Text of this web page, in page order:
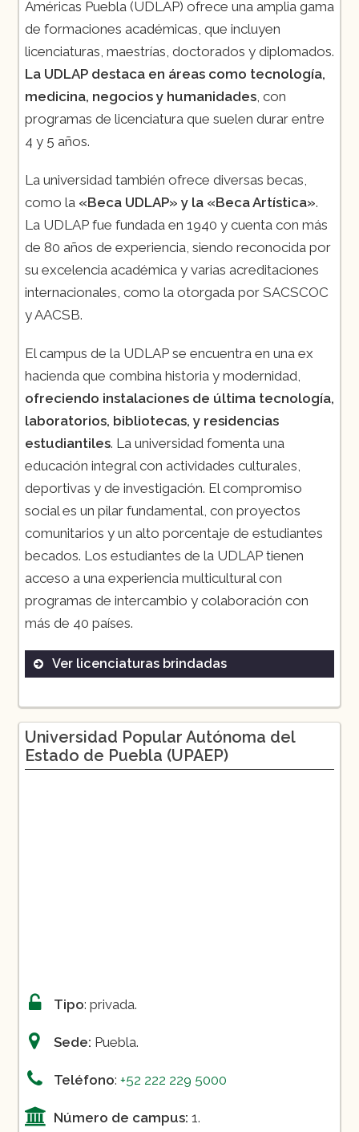
Américas Puebla (UDLAP) ofrece una amplia gama
de formaciones académicas, que incluyen
licenciaturas, maestrías, doctorados y diplomados.
La UDLAP destaca en áreas como tecnología,
medicina, negocios y humanidades , con
programas de licenciatura que suelen durar entre
4 y 5 años.
La universidad también ofrece diversas becas,
como la «Beca UDLAP» y la «Beca Artística».
La UDLAP fue fundada en 1940 y cuenta con más
de 80 años de experiencia, siendo reconocida por
su excelencia académica y varias acreditaciones
internacionales, como la otorgada por SACSCOC
y AACSB​.
El campus de la UDLAP se encuentra en una ex
hacienda que combina historia y modernidad,
ofreciendo instalaciones de última tecnología,
laboratorios, bibliotecas, y residencias
estudiantiles. La universidad fomenta una
educación integral con actividades culturales,
deportivas y de investigación. El compromiso
social es un pilar fundamental, con proyectos
comunitarios y un alto porcentaje de estudiantes
becados. Los estudiantes de la UDLAP tienen
acceso a una experiencia multicultural con
programas de intercambio y colaboración con
más de 40 países.
Ver licenciaturas brindadas
Administración de Negocios
Internacionales
Arquitectura
Universidad Popular Autónoma del
Estado de Puebla (UPAEP)
Tipo: privada.
Sede: Puebla.
Teléfono: +52 222 229 5000
Número de campus: 1.